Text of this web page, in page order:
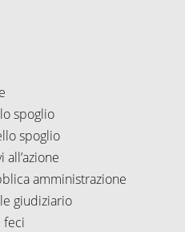
spoglio
spoglio
amministrazione
giudiziario
feci